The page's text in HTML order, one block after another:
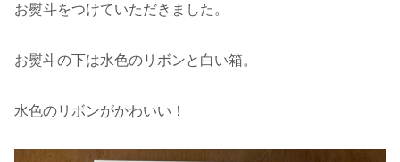
お熨斗をつけていただきました。
お熨斗の下は水色のリボンと白い箱。
水色のリボンがかわいい！